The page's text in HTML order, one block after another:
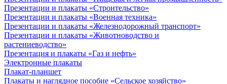
Презентации и плакаты «Строительство»
Презентации и плакаты «Военная техника»
Презентации и плакаты «Железнодорожный транспорт»
Презентации и плакаты «Животноводство и
растениеводство»
Презентация и плакаты «Газ и нефть»
Электронные плакаты
Плакат-планшет
Плакаты и наглядное пособие «Сельское хозяйство»